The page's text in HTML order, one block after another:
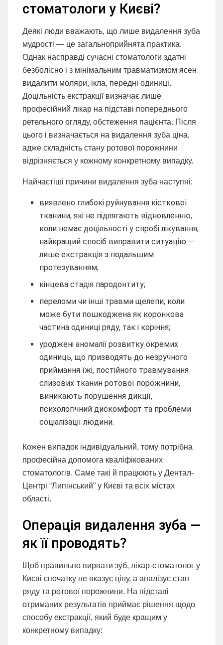
стоматологи у Києві?
Деякі люди вважають, що лише видалення зуба
мудрості — це загальноприйнята практика.
Однак насправді сучасні стоматологи здатні
безболісно і з мінімальним травматизмом ясен
видалити моляри, ікла, передні одиниці.
Доцільність екстракції визначає лише
професійний лікар на підставі попереднього
ретельного огляду, обстеження пацієнта. Після
цього і визначається на видалення зуба ціна,
адже складність стану ротової порожнини
відрізняється у кожному конкретному випадку.
Найчастіші причини видалення зуба наступні:
виявлено глибокі руйнування кісткової
тканини, які не підлягають відновленню,
коли немає доцільності у спробі лікування,
найкращий спосіб виправити ситуацію —
лише екстракція з подальшим
протезуванням;
кінцева стадія пародонтиту;
переломи чи інші травми щелепи, коли
може бути пошкоджена як коронкова
частина одиниці ряду, так і коріння;
уроджені аномалії розвитку окремих
одиниць, що призводять до незручного
приймання їжі, постійного травмування
слизових тканин ротової порожнини,
виникають порушення дикції,
психологічний дискомфорт та проблеми
соціалізації людини.
Кожен випадок індивідуальний, тому потрібна
професійна допомога кваліфікованих
стоматологів. Саме такі й працюють у Дентал-
Центрі “Липінський” у Києві та всіх містах
області.
Операція видалення зуба —
як її проводять?
Щоб правильно вирвати зуб, лікар-стоматолог у
Києві спочатку не вказує ціну, а аналізує стан
ряду та ротової порожнини. На підставі
отриманих результатів приймає рішення щодо
способу екстракції, який буде кращим у
конкретному випадку: